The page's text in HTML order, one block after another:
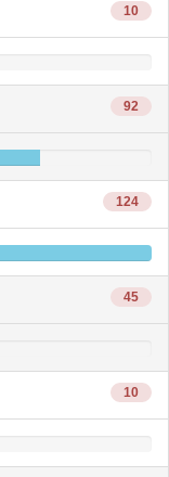
10
92
124
45
10